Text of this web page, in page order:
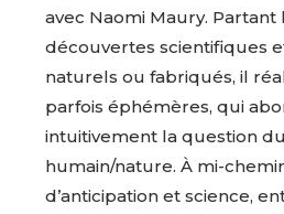
avec Naomi Maury.
découvertes scientifiques
naturels ou fabriqués, il
parfois éphémères, qui
intuitivement la question
humain/nature. À mi-
d’anticipation et science,